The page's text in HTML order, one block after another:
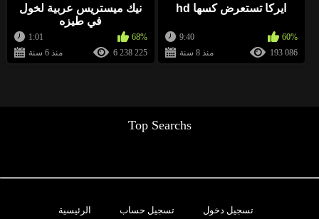
0
BellaWow منذ 2 سنة
http://topflirt.fun/arb
وقف قبالة النطر. أعرف موقعًا
أن آلاف الفتيات العازبات ينتظرن ممارسة الجنس. انظروا
نيك ميستريس عربية لخول
في طيزه
1:01
68%
منذ 6 سنة
6 238 225
ايركا تستعرض كسها hd
9:40
60%
منذ 8 سنة
193 086
Top Searchs
الرئيسية تسجيل حساب تسجيل دخول